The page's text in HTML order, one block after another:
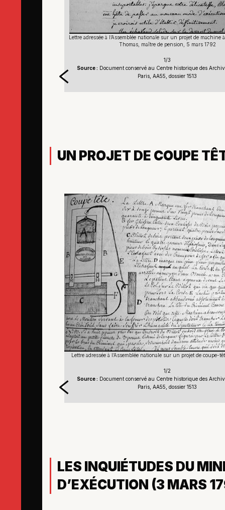
Lettre adressée à l’Assemblée nationale sur un projet de machine
Thomas, maître de pension, 5 mars 1792
1/3
Source : Document conservé au Centre historique des
Paris, AA55, dossier 1513
UN PROJET DE COUPE
Lettre adressée à l’Assemblée nationale sur un projet de coupe-
1/2
Source : Document conservé au Centre historique des
Paris, AA55, dossier 1513
LES INQUIÉTUDES DU
D’EXÉCUTION (3 MARS